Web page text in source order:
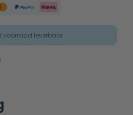
voorraad leverbaar